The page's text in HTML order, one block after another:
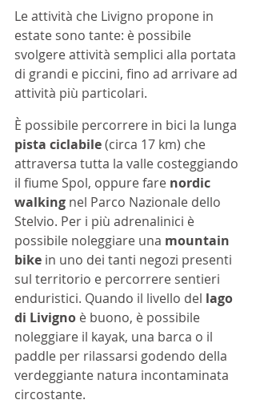
Le attività che Livigno propone in
estate sono tante: è possibile
svolgere attività semplici alla portata
di grandi e piccini, fino ad arrivare ad
attività più particolari.
È possibile percorrere in bici la lunga
pista ciclabile (circa 17 km) che
attraversa tutta la valle costeggiando
il fiume Spol, oppure fare nordic
walking nel Parco Nazionale dello
Stelvio. Per i più adrenalinici è
possibile noleggiare una mountain
bike in uno dei tanti negozi presenti
sul territorio e percorrere sentieri
enduristici. Quando il livello del lago
di Livigno è buono, è possibile
noleggiare il kayak, una barca o il
paddle per rilassarsi godendo della
verdeggiante natura incontaminata
circostante.